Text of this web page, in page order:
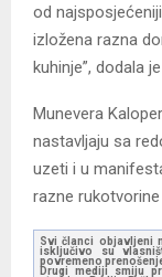
od
izložena razna
kuhinje”, dodala
Munevera
nastavljaju sa
uzeti i u
razne
Svi članci objavljeni
isključivo su
povremeno
Drugi mediji smiju